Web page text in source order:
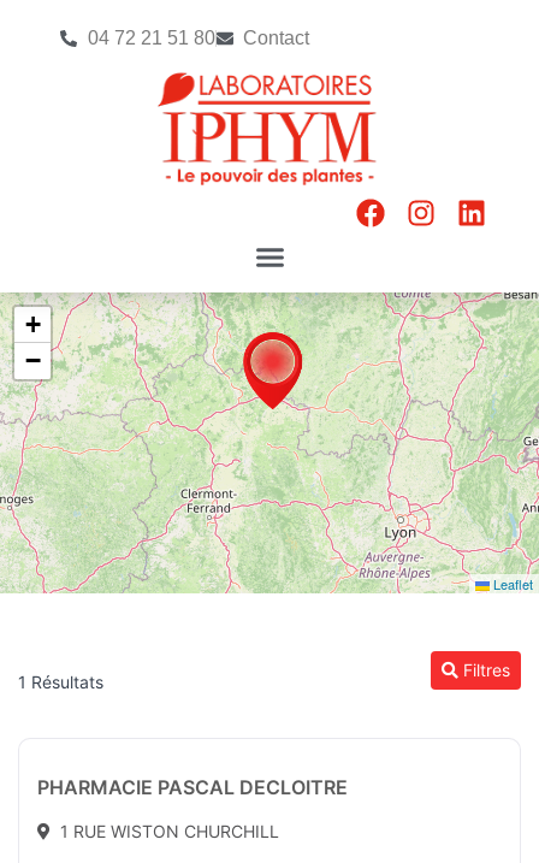
04 72 21 51 80 Contact
+
−
Leaflet
1 Résultats
Filtres
PHARMACIE PASCAL DECLOITRE
1 RUE WISTON CHURCHILL